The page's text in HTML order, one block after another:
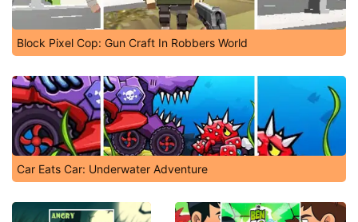
Block Pixel Cop: Gun Craft In Robbers World
Car Eats Car: Underwater Adventure